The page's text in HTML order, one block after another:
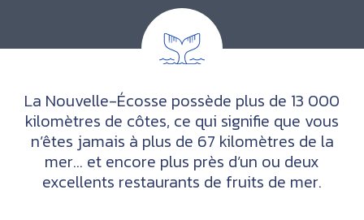
La Nouvelle-Écosse possède plus de 13 000
kilomètres de côtes, ce qui signifie que vous
n’êtes jamais à plus de 67 kilomètres de la
mer… et encore plus près d’un ou deux
excellents restaurants de fruits de mer.